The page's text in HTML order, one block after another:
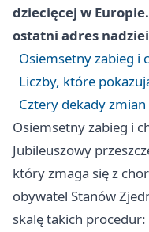
dziecięcej w
ostatni adres
Osiemsetny zabieg i
Liczby, które
Cztery dekady
Osiemsetny zabieg i
Jubileuszowy
który zmaga się z
obywatel Stanów
skalę takich procedur: